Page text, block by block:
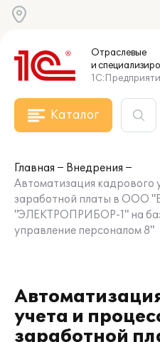
Отраслевые
и
Каталог
Главная
Внедрения
Автоматизация кадрового
заработной платы в
"ЭЛЕКТРОПРИБОР-1" на
управление персоналом 8"
учета и
заработной